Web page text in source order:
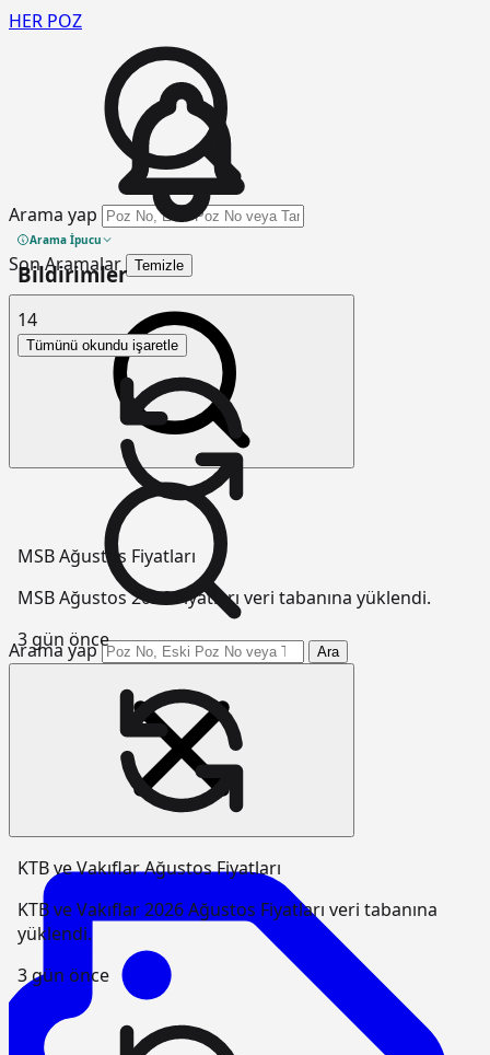
HER POZ
Arama yap
Arama İpucu
Son Aramalar Temizle
Arama yap Ara
Bildirimler
14
Tümünü okundu işaretle
MSB Ağustos Fiyatları
MSB Ağustos 2026 Fiyatları veri tabanına yüklendi.
3 gün önce
KTB ve Vakıflar Ağustos Fiyatları
KTB ve Vakıflar 2026 Ağustos Fiyatları veri tabanına
yüklendi.
3 gün önce